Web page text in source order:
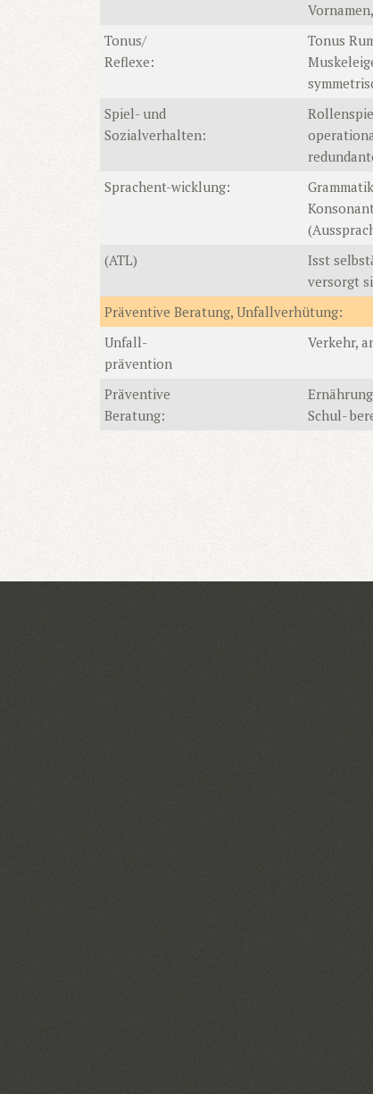
Tonus/
Reflexe:
Tonus
Spiel- und
Sozialverhalten:
Sprachent-wicklung:
(ATL)
Isst
versorgt
Präventive Beratung, Unfallverhütung:
Unfall-
prävention
Verkehr,
Präventive
Beratung:
Schul-